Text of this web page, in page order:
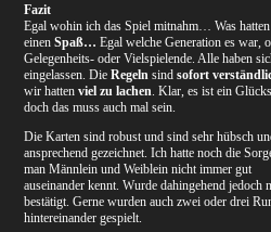
Fazit
Egal wohin ich das Spiel mitnahm… Was
einen Spaß… Egal welche Generation es war,
Gelegenheits- oder Vielspielende. Alle haben
eingelassen. DieRegeln sindsofort
wir hattenviel zu lachen. Klar, es ist ein
doch das muss auch mal sein.
Die Karten sind robust und sind sehr hübsch
ansprechend gezeichnet. Ich hatte noch die
man Männlein und Weiblein nicht immer gut
auseinander kennt. Wurde dahingehend jedoch
bestätigt. Gerne wurden auch zwei oder drei
hintereinander gespielt.